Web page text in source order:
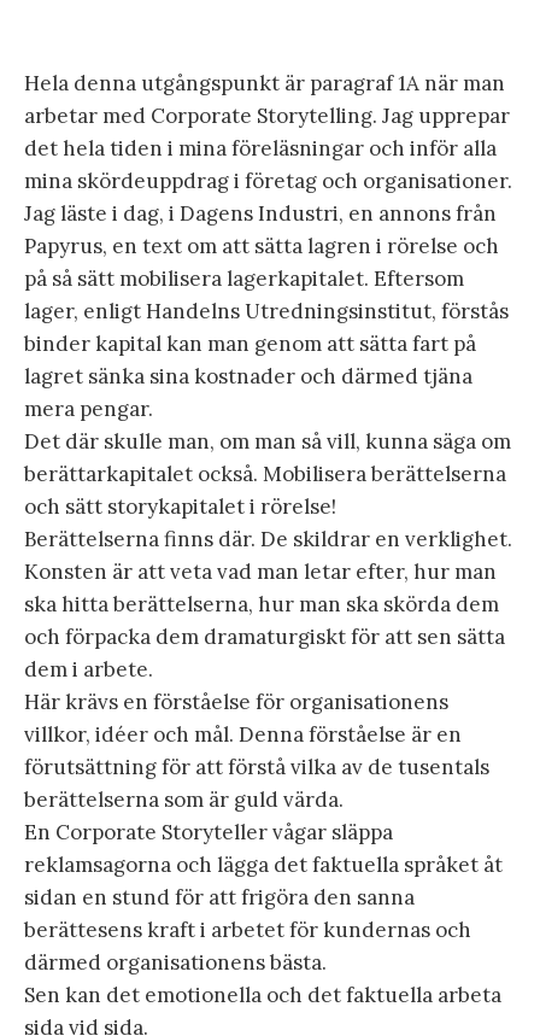
Hela denna utgångspunkt är paragraf 1A när man
arbetar med Corporate Storytelling. Jag upprepar
det hela tiden i mina föreläsningar och inför alla
mina skördeuppdrag i företag och organisationer.
Jag läste i dag, i Dagens Industri, en annons från
Papyrus, en text om att sätta lagren i rörelse och
på så sätt mobilisera lagerkapitalet. Eftersom
lager, enligt Handelns Utredningsinstitut, förstås
binder kapital kan man genom att sätta fart på
lagret sänka sina kostnader och därmed tjäna
mera pengar.
Det där skulle man, om man så vill, kunna säga om
berättarkapitalet också. Mobilisera berättelserna
och sätt storykapitalet i rörelse!
Berättelserna finns där. De skildrar en verklighet.
Konsten är att veta vad man letar efter, hur man
ska hitta berättelserna, hur man ska skörda dem
och förpacka dem dramaturgiskt för att sen sätta
dem i arbete.
Här krävs en förståelse för organisationens
villkor, idéer och mål. Denna förståelse är en
förutsättning för att förstå vilka av de tusentals
berättelserna som är guld värda.
En Corporate Storyteller vågar släppa
reklamsagorna och lägga det faktuella språket åt
sidan en stund för att frigöra den sanna
berättesens kraft i arbetet för kundernas och
därmed organisationens bästa.
Sen kan det emotionella och det faktuella arbeta
sida vid sida.